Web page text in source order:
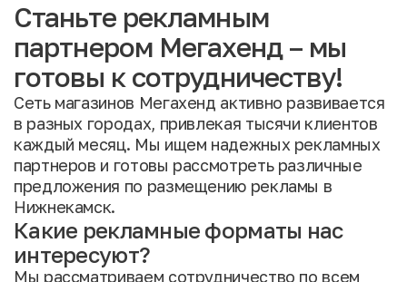
Станьте рекламным
партнером Мегахенд – мы
готовы к сотрудничеству!
Сеть магазинов Мегахенд активно развивается
в разных городах, привлекая тысячи клиентов
каждый месяц. Мы ищем надежных рекламных
партнеров и готовы рассмотреть различные
предложения по размещению рекламы в
Нижнекамск.
Какие рекламные форматы нас
интересуют?
Мы рассматриваем сотрудничество по всем